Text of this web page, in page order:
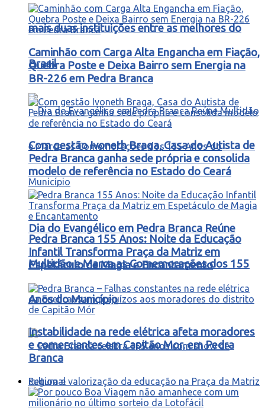
mais duas instituições entre as melhores do
Brasil
Dia do Evangélico em Pedra Branca Reúne
Multidão e Marca as Comemorações dos 155
Anos do Município
Caminhão com Carga Alta Engancha em Fiação,
Quebra Poste e Deixa Bairro sem Energia na
BR-226 em Pedra Branca
Com gestão Ivoneth Braga, Casa do Autista de
Pedra Branca ganha sede própria e consolida
modelo de referência no Estado do Ceará
Pedra Branca 155 Anos: Noite da Educação
Infantil Transforma Praça da Matriz em
Espetáculo de Magia e Encantamento
Instabilidade na rede elétrica afeta moradores
e comerciantes em Capitão Mor, em Pedra
Branca
Regional